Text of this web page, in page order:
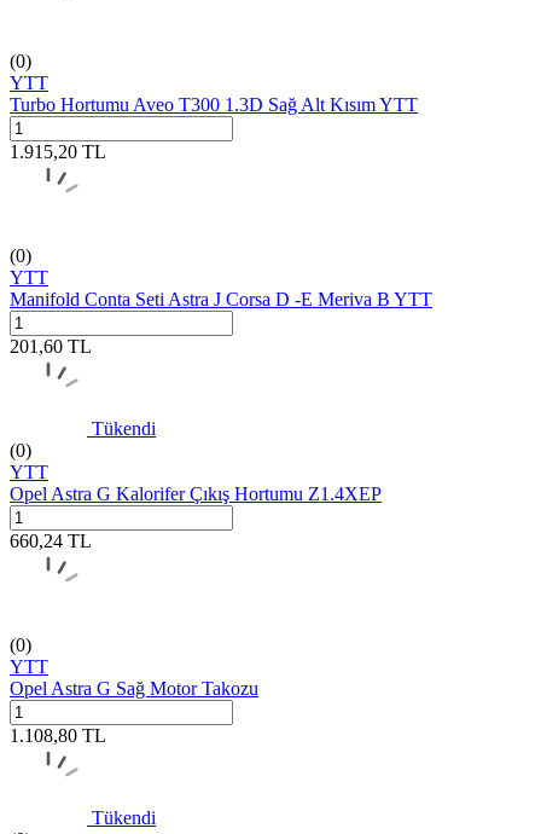
(0)
YTT
Turbo Hortumu Aveo T300 1.3D Sağ Alt Kısım YTT
1.915,20 TL
(0)
YTT
Manifold Conta Seti Astra J Corsa D -E Meriva B YTT
201,60 TL
Tükendi
(0)
YTT
Opel Astra G Kalorifer Çıkış Hortumu Z1.4XEP
660,24 TL
(0)
YTT
Opel Astra G Sağ Motor Takozu
1.108,80 TL
Tükendi